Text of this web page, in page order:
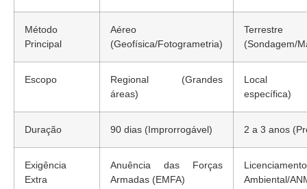
Método
Principal
Aéreo
(Geofísica/Fotogrametria)
Terrestre
(Sondagem/
Escopo
Regional (Grandes
áreas)
Local
específica)
Duração 90 dias (Improrrogável) 2 a 3 anos
Exigência
Extra
Anuência das Forças
Armadas (EMFA)
Licenciamento
Ambiental/